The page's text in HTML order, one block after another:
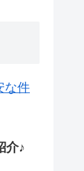
な件
介♪